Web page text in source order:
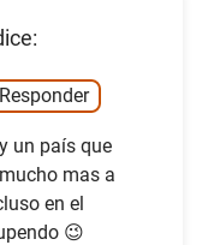
Responder
un país que
mas a
en el
😉